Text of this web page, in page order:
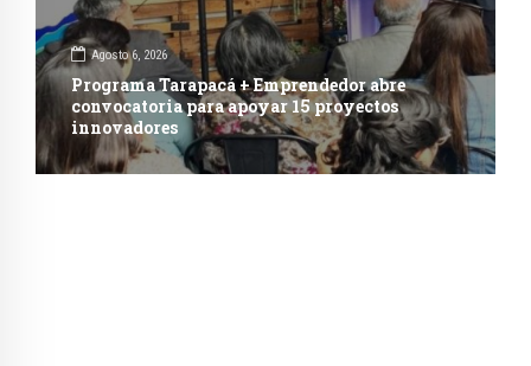
Agosto 6, 2026
Programa Tarapacá + Emprendedor abre
convocatoria para apoyar 15 proyectos
innovadores